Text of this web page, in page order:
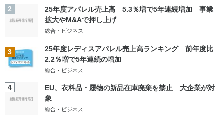
2
25年度アパレル売上高 5.3％増で5年連続増加 事業
拡大やM&Aで押し上げ
総合・ビジネス
3
25年度レディスアパレル売上高ランキング 前年度比
2.2％増で5年連続の増加
総合・ビジネス
4
EU、衣料品・履物の新品在庫廃棄を禁止 大企業が対
象
総合・ビジネス